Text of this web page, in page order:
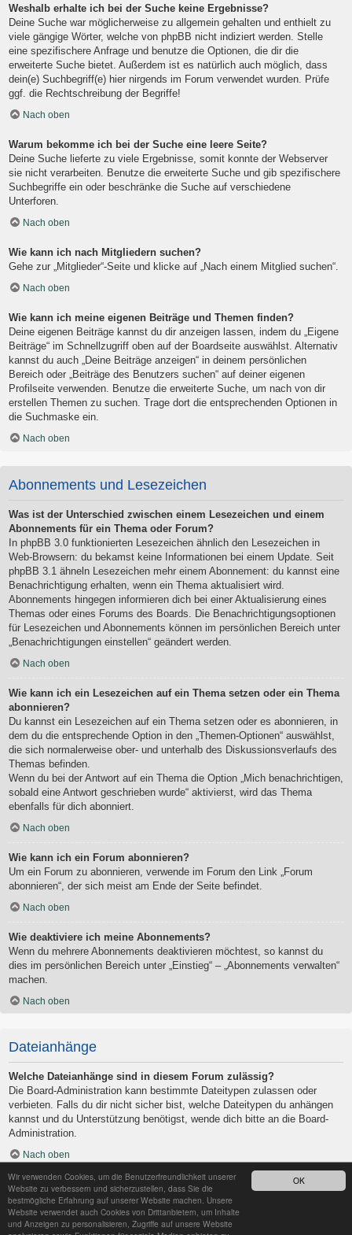
OK
Wir verwenden Cookies, um die Benutzerfreundlichkeit unserer
Website zu verbessern und sicherzustellen, dass Sie die
bestmögliche Erfahrung auf unserer Website machen. Unsere
Website verwendet auch Cookies von Drittanbietern, um Inhalte
und Anzeigen zu personalisieren, Zugriffe auf unsere Website
Weshalb erhalte ich bei der Suche keine Ergebnisse?
Deine Suche war möglicherweise zu allgemein gehalten und enthielt zu
viele gängige Wörter, welche von phpBB nicht indiziert werden. Stelle
eine spezifischere Anfrage und benutze die Optionen, die dir die
erweiterte Suche bietet. Außerdem ist es natürlich auch möglich, dass
dein(e) Suchbegriff(e) hier nirgends im Forum verwendet wurden. Prüfe
ggf. die Rechtschreibung der Begriffe!
Nach oben
Warum bekomme ich bei der Suche eine leere Seite?
Deine Suche lieferte zu viele Ergebnisse, somit konnte der Webserver
sie nicht verarbeiten. Benutze die erweiterte Suche und gib spezifischere
Suchbegriffe ein oder beschränke die Suche auf verschiedene
Unterforen.
Nach oben
Wie kann ich nach Mitgliedern suchen?
Gehe zur „Mitglieder“-Seite und klicke auf „Nach einem Mitglied suchen“.
Nach oben
Wie kann ich meine eigenen Beiträge und Themen finden?
Deine eigenen Beiträge kannst du dir anzeigen lassen, indem du „Eigene
Beiträge“ im Schnellzugriff oben auf der Boardseite auswählst. Alternativ
kannst du auch „Deine Beiträge anzeigen“ in deinem persönlichen
Bereich oder „Beiträge des Benutzers suchen“ auf deiner eigenen
Profilseite verwenden. Benutze die erweiterte Suche, um nach von dir
erstellen Themen zu suchen. Trage dort die entsprechenden Optionen in
die Suchmaske ein.
Nach oben
Abonnements und Lesezeichen
Was ist der Unterschied zwischen einem Lesezeichen und einem
Abonnements für ein Thema oder Forum?
In phpBB 3.0 funktionierten Lesezeichen ähnlich den Lesezeichen in
Web-Browsern: du bekamst keine Informationen bei einem Update. Seit
phpBB 3.1 ähneln Lesezeichen mehr einem Abonnement: du kannst eine
Benachrichtigung erhalten, wenn ein Thema aktualisiert wird.
Abonnements hingegen informieren dich bei einer Aktualisierung eines
Themas oder eines Forums des Boards. Die Benachrichtigungsoptionen
für Lesezeichen und Abonnements können im persönlichen Bereich unter
„Benachrichtigungen einstellen“ geändert werden.
Nach oben
Wie kann ich ein Lesezeichen auf ein Thema setzen oder ein Thema
abonnieren?
Du kannst ein Lesezeichen auf ein Thema setzen oder es abonnieren, in
dem du die entsprechende Option in den „Themen-Optionen“ auswählst,
die sich normalerweise ober- und unterhalb des Diskussionsverlaufs des
Themas befinden.
Wenn du bei der Antwort auf ein Thema die Option „Mich benachrichtigen,
sobald eine Antwort geschrieben wurde“ aktivierst, wird das Thema
ebenfalls für dich abonniert.
Nach oben
Wie kann ich ein Forum abonnieren?
Um ein Forum zu abonnieren, verwende im Forum den Link „Forum
abonnieren“, der sich meist am Ende der Seite befindet.
Nach oben
Wie deaktiviere ich meine Abonnements?
Wenn du mehrere Abonnements deaktivieren möchtest, so kannst du
dies im persönlichen Bereich unter „Einstieg“ – „Abonnements verwalten“
machen.
Nach oben
Dateianhänge
Welche Dateianhänge sind in diesem Forum zulässig?
Die Board-Administration kann bestimmte Dateitypen zulassen oder
verbieten. Falls du dir nicht sicher bist, welche Dateitypen du anhängen
kannst und du Unterstützung benötigst, wende dich bitte an die Board-
Administration.
Nach oben
Kann ich eine Übersicht all meiner Dateianhänge erhalten?
Um eine Liste all deiner Dateianhänge zu erhalten, gehe in den
persönlichen Bereich. Dort findest du unter „Einstieg“ einen Punkt
„Dateianhänge verwalten“, über den du eine Liste deiner Dateianhänge